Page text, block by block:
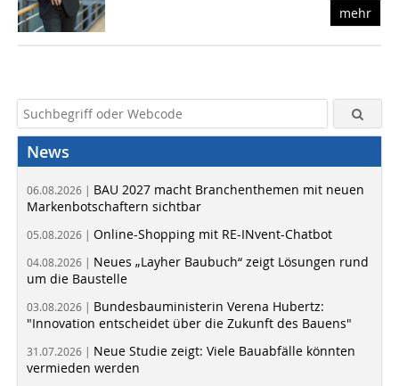
mehr
News
06.08.2026 | BAU 2027 macht Branchenthemen mit neuen
Markenbotschaftern sichtbar
05.08.2026 | Online-Shopping mit RE-INvent-Chatbot
04.08.2026 | Neues „Layher Baubuch“ zeigt Lösungen rund
um die Baustelle
03.08.2026 | Bundesbauministerin Verena Hubertz:
"Innovation entscheidet über die Zukunft des Bauens"
31.07.2026 | Neue Studie zeigt: Viele Bauabfälle könnten
vermieden werden